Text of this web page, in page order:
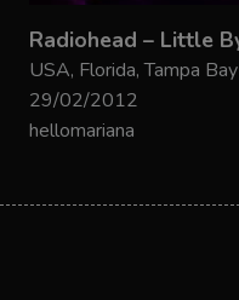
Radiohead – Little
USA, Florida, Tampa
29/02/2012
hellomariana